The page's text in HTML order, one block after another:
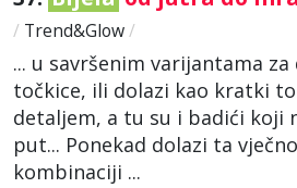
/ Trend&Glow/
... u savršenim varijantama
točkice, ili dolazi kao kratki
detaljem, a tu su i badići koji
put... Ponekad dolazi ta
kombinaciji ...